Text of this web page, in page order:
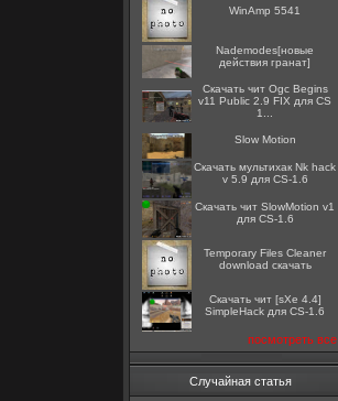
WinAmp 5541
Nademodes[новые
действия гранат]
Скачать чит Ogc Begins
v11 Public 2.9 FIX для CS
1...
Slow Motion
Скачать мультихак Nk hack
v 5.9 для CS-1.6
Скачать чит SlowMotion v1
для CS-1.6
Temporary Files Cleaner
download скачать
Скачать чит [sXe 4.4]
SimpleHack для CS-1.6
посмотреть все
Случайная статья